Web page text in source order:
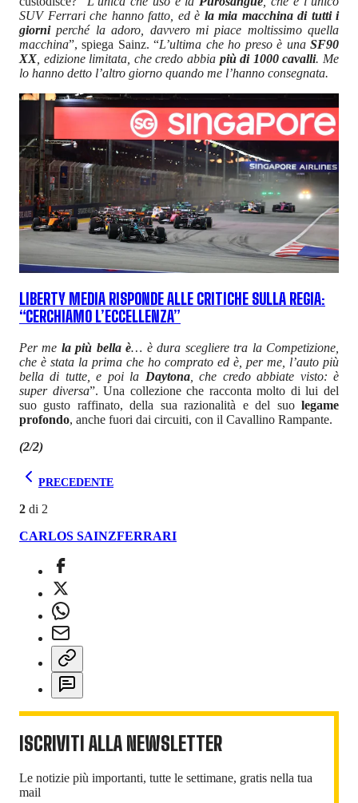
SUV Ferrari che hanno fatto, ed è la mia macchina di tutti i
giorniperché la adoro, davvero mi piace moltissimo quella
macchina”, spiega Sainz. “L’ultima che ho preso è unaSF90
XX , edizione limitata, che credo abbia più di 1000 cavalli. Me
lo hanno detto l’altro giorno quando me l’hanno consegnata.
LIBERTY MEDIA RISPONDE ALLE CRITICHE SULLA REGIA:
“CERCHIAMO L’ECCELLENZA”
Per me la più bella è… è dura scegliere tra la Competizione,
che è stata la prima che ho comprato ed è, per me, l’auto più
bella di tutte, e poi la Daytona, che credo abbiate visto: è
super diversa”. Una collezione che racconta molto di lui del
suo gusto raffinato, della sua razionalità e del suo legame
profondo, anche fuori dai circuiti, con il Cavallino Rampante.
(2/2)
PRECEDENTE
2 di 2
CARLOS SAINZFERRARI
ISCRIVITI ALLA NEWSLETTER
Le notizie più importanti, tutte le settimane, gratis nella tua
mail